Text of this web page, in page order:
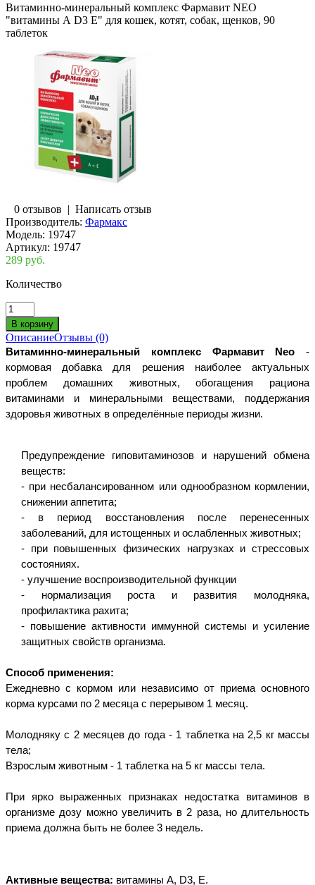
Витаминно-минеральный комплекс Фармавит NEO
"витамины А D3 Е" для кошек, котят, собак, щенков, 90
таблеток
0 отзывов | Написать отзыв
Производитель: Фармакс
Модель: 19747
Артикул: 19747
289 руб.
Количество
ОписаниеОтзывы (0)
Витаминно-минеральный комплекс Фармавит Neo -
кормовая добавка для решения наиболее актуальных
проблем домашних животных, обогащения рациона
витаминами и минеральными веществами, поддержания
здоровья животных в определённые периоды жизни.
Предупреждение гиповитаминозов и нарушений обмена
веществ:
- при несбалансированном или однообразном кормлении,
снижении аппетита;
- в период восстановления после перенесенных
заболеваний, для истощенных и ослабленных животных;
- при повышенных физических нагрузках и стрессовых
состояниях.
- улучшение воспроизводительной функции
- нормализация роста и развития молодняка,
профилактика рахита;
- повышение активности иммунной системы и усиление
защитных свойств организма.
Способ применения:
Ежедневно с кормом или независимо от приема основного
корма курсами по 2 месяца с перерывом 1 месяц.
Молодняку с 2 месяцев до года - 1 таблетка на 2,5 кг массы
тела;
Взрослым животным - 1 таблетка на 5 кг массы тела.
При ярко выраженных признаках недостатка витаминов в
организме дозу можно увеличить в 2 раза, но длительность
приема должна быть не более 3 недель.
Активные вещества: витамины А, D3, Е.